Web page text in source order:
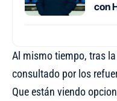
con
Al mismo tiempo, tras
consultado por los
Que están viendo